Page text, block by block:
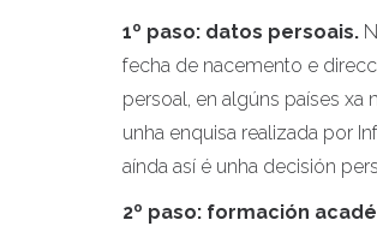
1º paso: datos persoais.
fecha de nacemento e
persoal, en algúns países xa
unha enquisa realizada por
aínda así é unha decisión
2º paso: formación